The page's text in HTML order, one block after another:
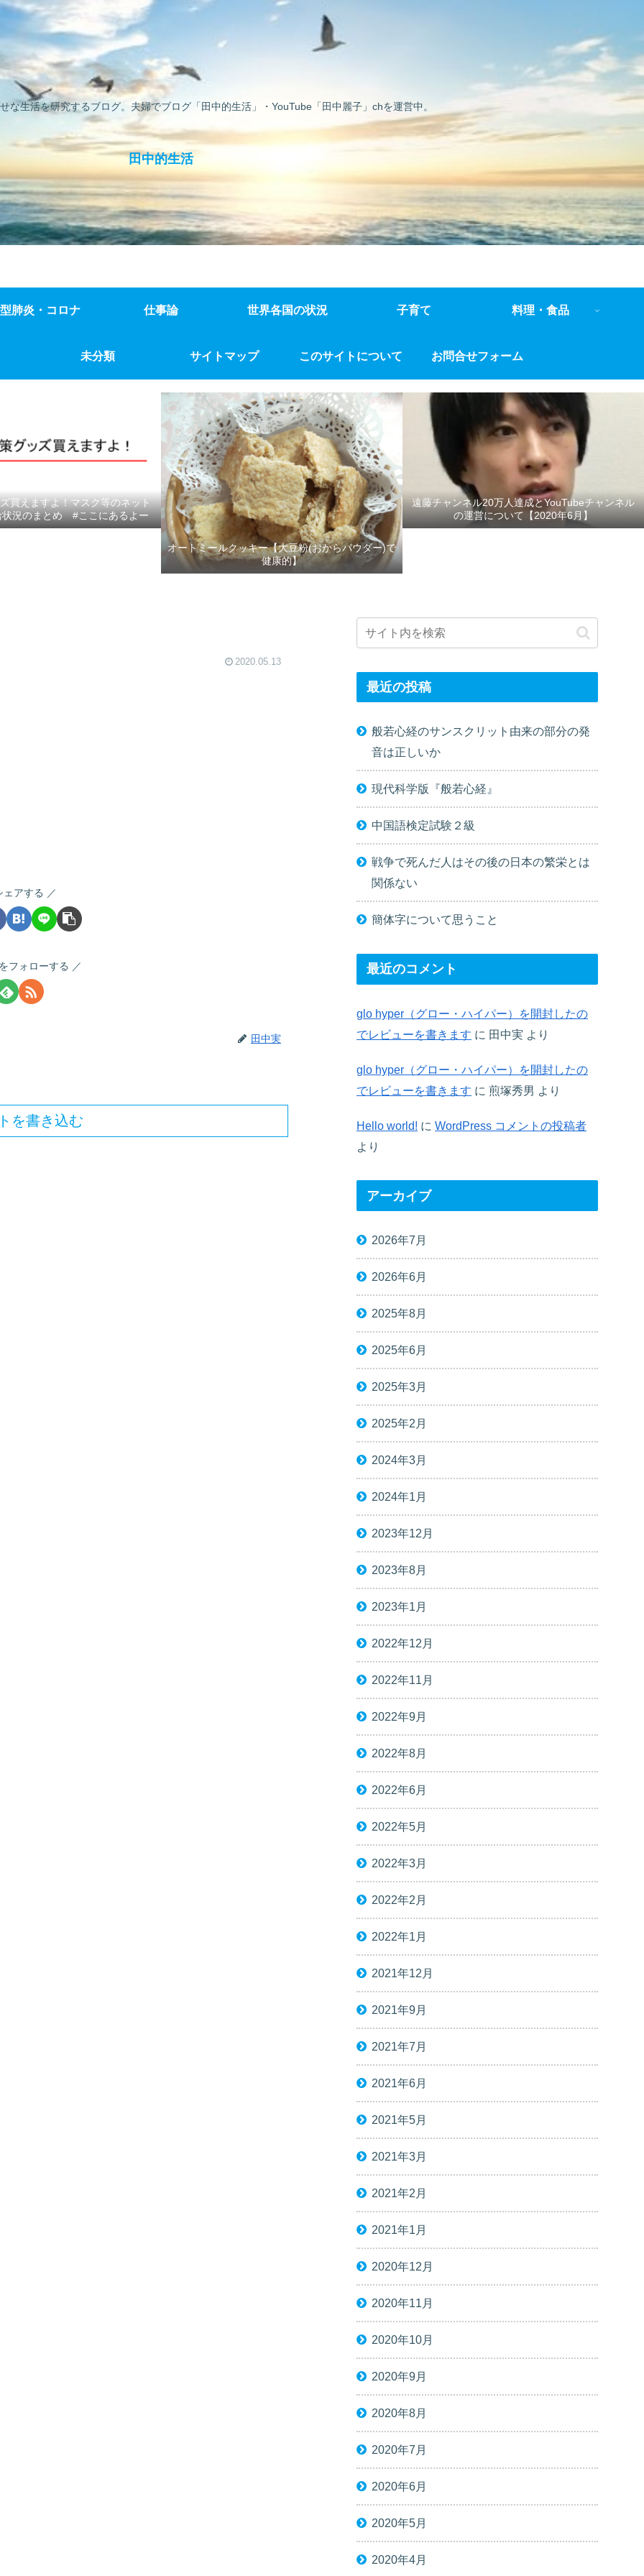
な生活を研究するブログ。夫婦でブログ「田中的生活」・YouTube「田中麗子」chを運営中。
田中的生活
肺炎・コロナ 仕事論 世界各国の状況 子育て 料理・食品
未分類 サイトマップ このサイトについて お問合せフォーム
買えますよ！マスク等のネット
状況のまとめ #ここにあるよー
オートミールクッキー【大豆粉(おからパウダー)で
健康的】
遠藤チャンネル20万人達成とYouTubeチャンネル
の運営について【2020年6月】
2020.05.13
ェアする
フォローする
田中実
を書き込む
最近の投稿
般若心経のサンスクリット由来の部分の発
音は正しいか
現代科学版『般若心経』
中国語検定試験２級
戦争で死んだ人はその後の日本の繁栄とは
関係ない
簡体字について思うこと
最近のコメント
glo hyper（グロー・ハイパー）を開封したの
でレビューを書きます に 田中実 より
glo hyper（グロー・ハイパー）を開封したの
でレビューを書きます に 煎塚秀男 より
Hello world! に WordPress コメントの投稿者
より
アーカイブ
2026年7月
2026年6月
2025年8月
2025年6月
2025年3月
2025年2月
2024年3月
2024年1月
2023年12月
2023年8月
2023年1月
2022年12月
2022年11月
2022年9月
2022年8月
2022年6月
2022年5月
2022年3月
2022年2月
2022年1月
2021年12月
2021年9月
2021年7月
2021年6月
2021年5月
2021年3月
2021年2月
2021年1月
2020年12月
2020年11月
2020年10月
2020年9月
2020年8月
2020年7月
2020年6月
2020年5月
2020年4月